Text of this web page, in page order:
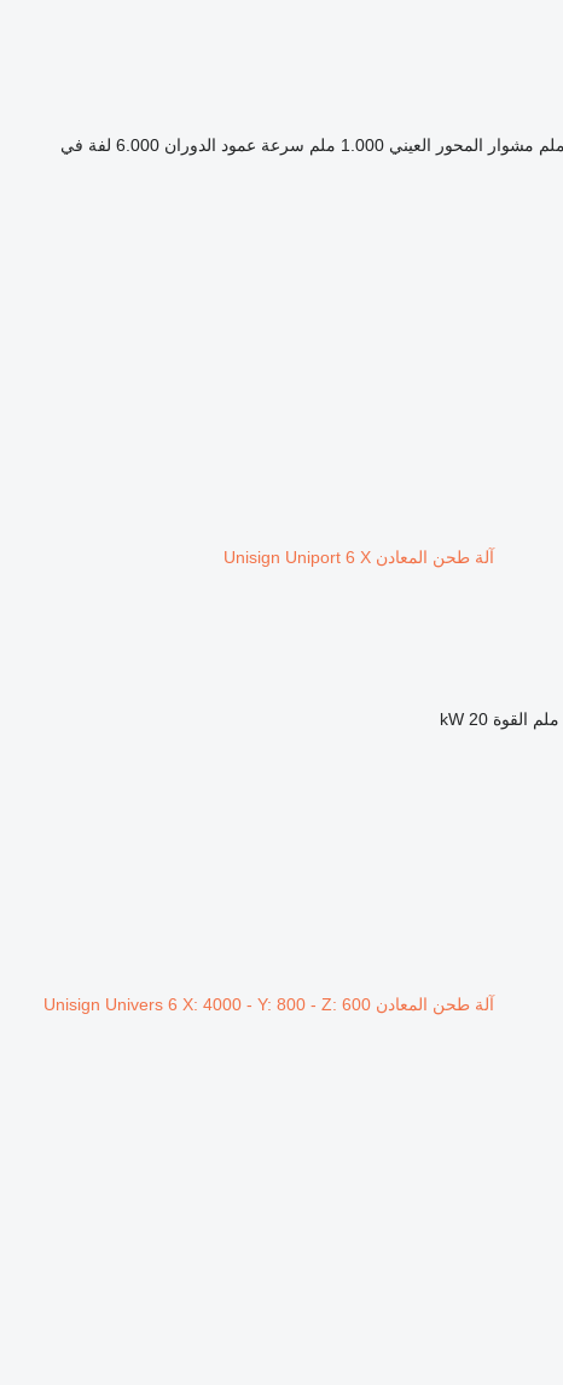
مشوار المحور العيني 1.000 ملم سرعة عمود الدوران
6.000 لفة في
آلة طحن المعادن Unisign Uniport 6 X
القوة 20 kW
آلة طحن المعادن Unisign Univers 6 X: 4000 - Y: 800 - Z: 600